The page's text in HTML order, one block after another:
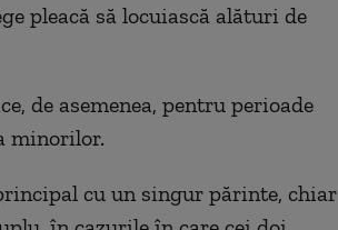
pleacă să locuiască alături de
de asemenea, pentru perioade
minorilor.
cu un singur părinte, chiar